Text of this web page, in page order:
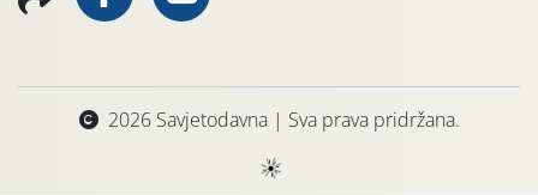
2026 Savjetodavna | Sva prava pridržana.